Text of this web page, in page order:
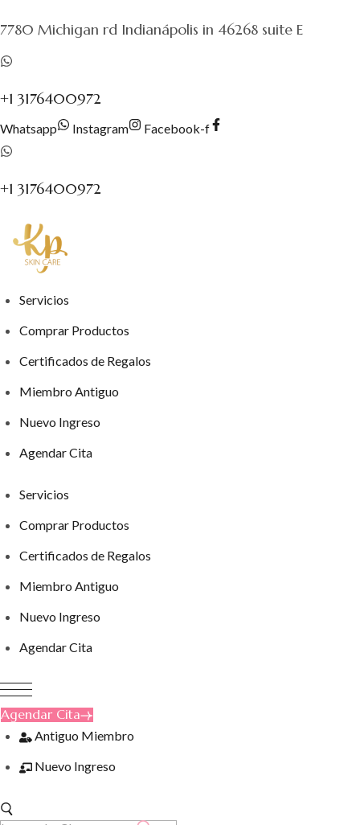
contenido
7780 Michigan rd Indianápolis in 46268 suite E
+1 3176400972
Whatsapp Instagram Facebook-f
+1 3176400972
Servicios
Comprar Productos
Certificados de Regalos
Miembro Antiguo
Nuevo Ingreso
Agendar Cita
Servicios
Comprar Productos
Certificados de Regalos
Miembro Antiguo
Nuevo Ingreso
Agendar Cita
Agendar Cita
Antiguo Miembro
Nuevo Ingreso